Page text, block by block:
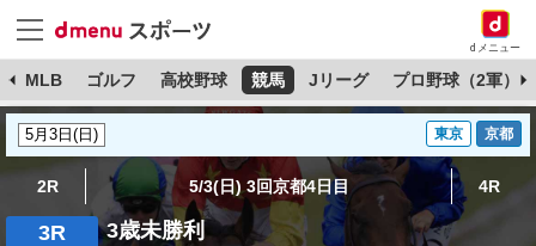
dメニュー
MLB ゴルフ 高校野球 競馬 Jリーグ プロ野球（2軍）
東京 京都
2R 5/3(日) 3回京都4日目 4R
3R 3歳未勝利